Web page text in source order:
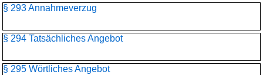
§ 293 Annahmeverzug
§ 294 Tatsächliches Angebot
§ 295 Wörtliches Angebot